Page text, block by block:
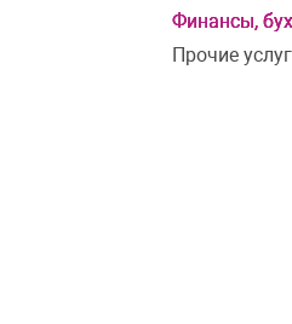
Финансы,
Прочие